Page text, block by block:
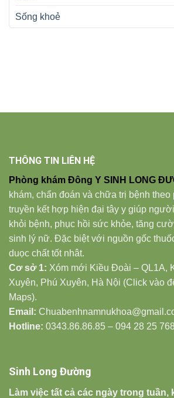
Sống khoẻ
THÔNG TIN LIÊN HỆ
Phòng khám Đông Y SINH LONG
khám, chẩn đoán và chữa trị bệnh
truyền kết hợp hiện đại tây y giúp
khỏi bệnh, phục hồi sức khỏe, tăng
sinh lý nữ. Đặc biệt với nguồn gốc
duọc chất tốt nhât.
Cơ sở 1: Xóm mới Kiều Đoài – QL1A,
Xuyên, Phú Xuyên, Hà Nội (Click vào
Maps).
Email:
Hotline: 0343.86.86.85 – 094 28 25
Sinh Long Đường
Làm việc tất cả các ngày trong tuần,